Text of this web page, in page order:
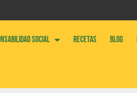
SOCIAL RECETAS BLOG